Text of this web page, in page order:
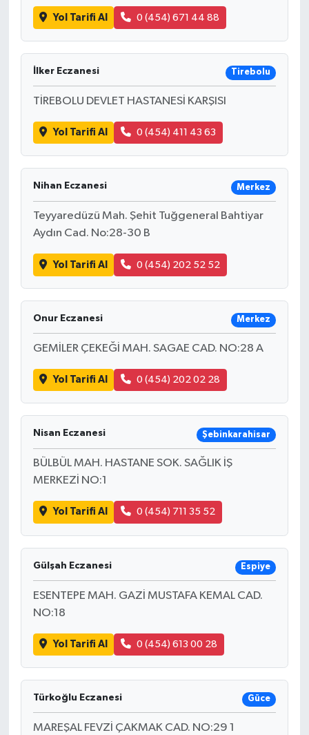
Yol Tarifi Al 0 (454) 671 44 88
İlker Eczanesi Tirebolu
TİREBOLU DEVLET HASTANESİ KARŞISI
Yol Tarifi Al 0 (454) 411 43 63
Nihan Eczanesi Merkez
Teyyaredüzü Mah. Şehit Tuğgeneral Bahtiyar
Aydın Cad. No:28-30 B
Yol Tarifi Al 0 (454) 202 52 52
Onur Eczanesi Merkez
GEMİLER ÇEKEĞİ MAH. SAGAE CAD. NO:28 A
Yol Tarifi Al 0 (454) 202 02 28
Nisan Eczanesi Şebinkarahisar
BÜLBÜL MAH. HASTANE SOK. SAĞLIK İŞ
MERKEZİ NO:1
Yol Tarifi Al 0 (454) 711 35 52
Gülşah Eczanesi Espiye
ESENTEPE MAH. GAZİ MUSTAFA KEMAL CAD.
NO:18
Yol Tarifi Al 0 (454) 613 00 28
Türkoğlu Eczanesi Güce
MAREŞAL FEVZİ ÇAKMAK CAD. NO:29 1